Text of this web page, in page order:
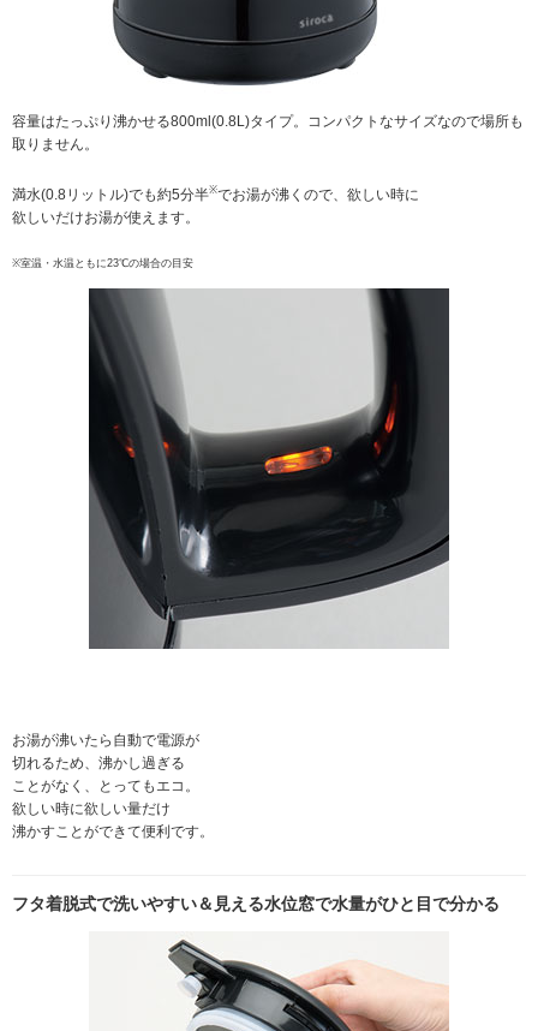
容量はたっぷり沸かせる800ml(0.8L)タイプ。コンパクトなサイズなので場所も
取りません。
満水(0.8リットル)でも約5分半※でお湯が沸くので、欲しい時に
欲しいだけお湯が使えます。
※室温・水温ともに23℃の場合の目安
お湯が沸いたら自動で電源が
切れるため、沸かし過ぎる
ことがなく、とってもエコ。
欲しい時に欲しい量だけ
沸かすことができて便利です。
フタ着脱式で洗いやすい＆見える水位窓で水量がひと目で分かる